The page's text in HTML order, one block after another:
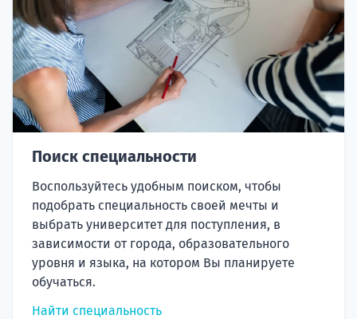
Поиск специальности
Воспользуйтесь удобным поиском, чтобы
подобрать специальность своей мечты и
выбрать университет для поступления, в
зависимости от города, образовательного
уровня и языка, на котором Вы планируете
обучаться.
Найти специальность